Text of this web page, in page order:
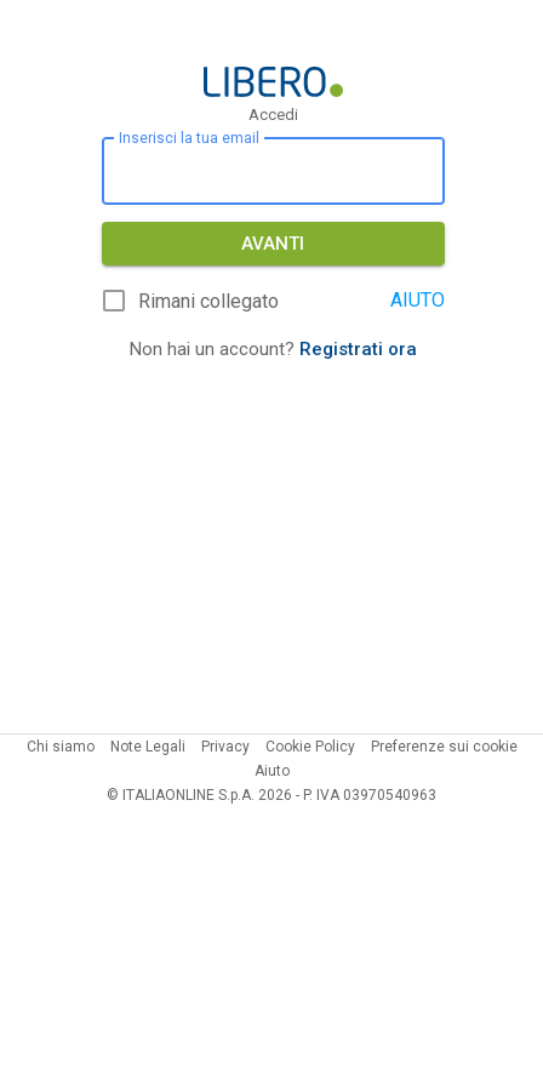
Accedi
Inserisci la tua email
AVANTI
Rimani collegato AIUTO
Non hai un account? Registrati ora
Chi siamo Note Legali Privacy Cookie Policy
Preferenze sui cookie
Aiuto
© ITALIAONLINE S.p.A. 2026 - P. IVA 03970540963